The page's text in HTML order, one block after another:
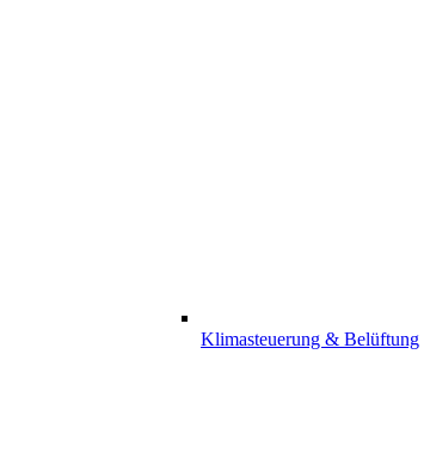
Klimasteuerung & Belüftung